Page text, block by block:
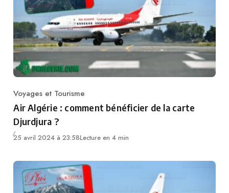
Category
Voyages et Tourisme
Air Algérie : comment bénéficier de la carte
Djurdjura ?
25 avril 2024 à 23:58Lecture en 4 min